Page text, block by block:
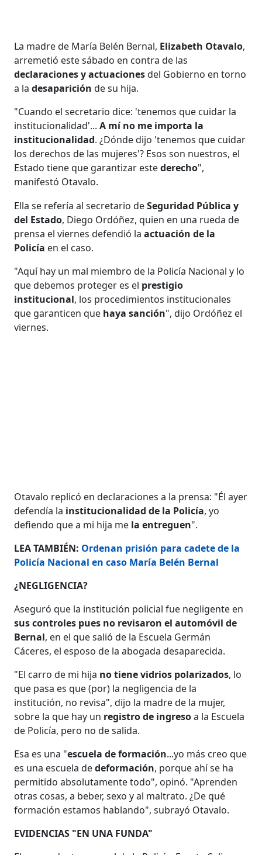
La madre de María Belén Bernal, Elizabeth Otavalo,
arremetió este sábado en contra de las
declaraciones y actuacionesdel Gobierno en torno
a ladesaparición de su hija.
"Cuando el secretario dice: 'tenemos que cuidar la
institucionalidad'...A mí no me importa la
institucionalidad. ¿Dónde dijo 'tenemos que cuidar
los derechos de las mujeres'? Esos son nuestros, el
Estado tiene que garantizar estederecho",
manifestó Otavalo.
Ella se refería al secretario deSeguridad Pública y
del Estado, Diego Ordóñez, quien en una rueda de
prensa el viernes defendió laactuación de la
Policía en el caso.
"Aquí hay un mal miembro de la Policía Nacional y lo
que debemos proteger es el prestigio
institucional, los procedimientos institucionales
que garanticen que haya sanción", dijo Ordóñez el
viernes.
Otavalo replicó en declaraciones a la prensa: "Él ayer
defendía la institucionalidad de la Policía, yo
defiendo que a mi hija me la entreguen".
LEA TAMBIÉN: Ordenan prisión para cadete de la
Policía Nacional en caso María Belén Bernal
¿NEGLIGENCIA?
Aseguró que la institución policial fue negligente en
sus controles pues no revisaron el automóvil de
Bernal, en el que salió de la Escuela Germán
Cáceres, el esposo de la abogada desaparecida.
"El carro de mi hija no tiene vidrios polarizados, lo
que pasa es que (por) la negligencia de la
institución, no revisa", dijo la madre de la mujer,
sobre la que hay un registro de ingresoa la Escuela
de Policía, pero no de salida.
Esa es una "escuela de formación...yo más creo que
es una escuela dedeformación, porque ahí se ha
permitido absolutamente todo", opinó. "Aprenden
otras cosas, a beber, sexo y al maltrato. ¿De qué
formación estamos hablando", subrayó Otavalo.
EVIDENCIAS "EN UNA FUNDA"